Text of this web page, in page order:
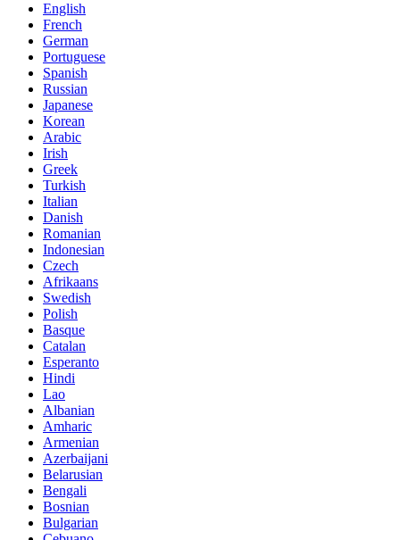
English
French
German
Portuguese
Spanish
Russian
Japanese
Korean
Arabic
Irish
Greek
Turkish
Italian
Danish
Romanian
Indonesian
Czech
Afrikaans
Swedish
Polish
Basque
Catalan
Esperanto
Hindi
Lao
Albanian
Amharic
Armenian
Azerbaijani
Belarusian
Bengali
Bosnian
Bulgarian